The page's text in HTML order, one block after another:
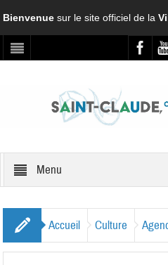
Bienvenuesur le site officiel de la
Menu
Accueil Culture